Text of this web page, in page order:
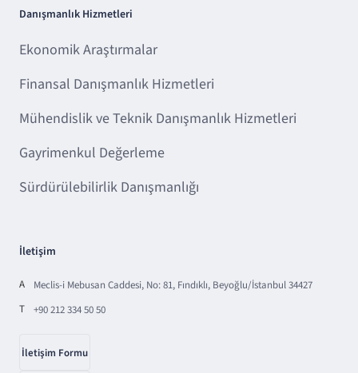
Danışmanlık Hizmetleri
Ekonomik Araştırmalar
Finansal Danışmanlık Hizmetleri
Mühendislik ve Teknik Danışmanlık Hizmetleri
Gayrimenkul Değerleme
Sürdürülebilirlik Danışmanlığı
İletişim
A
Meclis-i Mebusan Caddesi, No: 81, Fındıklı, Beyoğlu/İstanbul 34427
T
+90 212 334 50 50
İletişim Formu